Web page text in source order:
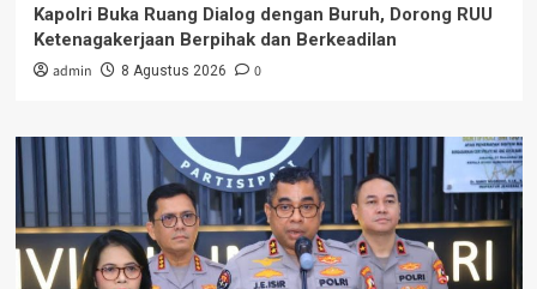
Kapolri Buka Ruang Dialog dengan Buruh, Dorong RUU
Ketenagakerjaan Berpihak dan Berkeadilan
admin 8 Agustus 2026 0